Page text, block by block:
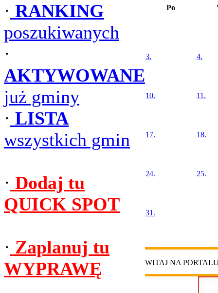
· RANKING
poszukiwanych
·
AKTYWOWANE
już gminy
· LISTA
wszystkich gmin
· Dodaj tu
QUICK SPOT
· Zaplanuj tu
WYPRAWĘ
Po
3. 4.
10. 11.
17. 18.
24. 25.
31.
WITAJ NA